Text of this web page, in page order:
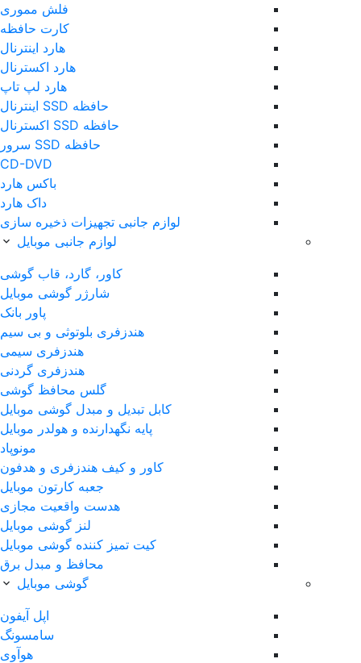
فلش مموری
کارت حافظه
هارد اینترنال
هارد اکسترنال
هارد لپ تاپ
حافظه SSD اینترنال
حافظه SSD اکسترنال
حافظه SSD سرور
CD-DVD
باکس هارد
داک هارد
لوازم جانبی تجهیزات ذخیره سازی
لوازم جانبی موبایل
کاور، گارد، قاب گوشی
شارژر گوشی موبایل
پاور بانک
هندزفری بلوتوثی و بی سیم
هندزفری سیمی
هندزفری گردنی
گلس محافظ گوشی
کابل تبدیل و مبدل گوشی موبایل
پایه نگهدارنده و هولدر موبایل
مونوپاد
کاور و کیف هندزفری و هدفون
جعبه کارتون موبایل
هدست واقعیت مجازی
لنز گوشی موبایل
کیت تمیز کننده گوشی موبایل
محافظ و مبدل برق
گوشی موبایل
اپل آیفون
سامسونگ
هوآوی